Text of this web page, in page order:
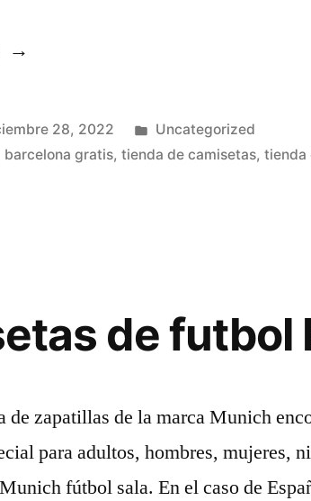
28, 2022
Publicado
en
Uncategorized
gratis,tienda de camisetas,tienda
de futbol
de zapatillas de la marca Munich
para adultos, hombres, mujeres,
fútbol sala. En el caso de